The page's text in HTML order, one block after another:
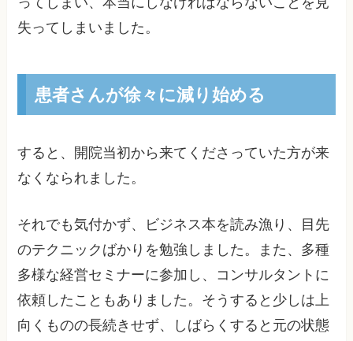
失ってしまいました。
患者さんが徐々に減り始める
すると、開院当初から来てくださっていた方が来
なくなられました。
それでも気付かず、ビジネス本を読み漁り、目先
のテクニックばかりを勉強しました。また、多種
多様な経営セミナーに参加し、コンサルタントに
依頼したこともありました。そうすると少しは上
向くものの長続きせず、しばらくすると元の状態